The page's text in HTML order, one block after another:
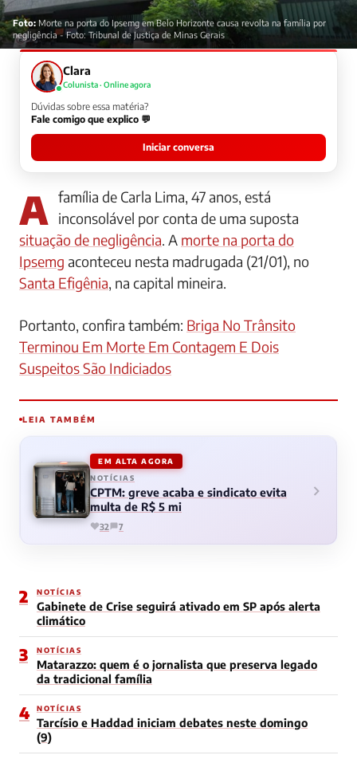
Foto: Morte na porta do Ipsemg em Belo Horizonte causa revolta na família por
negligência - Foto: Tribunal de Justiça de Minas Gerais
Clara
Colunista · Online agora
Dúvidas sobre essa matéria?
Fale comigo que explico 💬
Iniciar conversa
A família de Carla Lima, 47 anos, está
inconsolável por conta de uma suposta
situação de negligência . A morte na porta do
Ipsemg aconteceu nesta madrugada (21/01), no
Santa Efigênia , na capital mineira.
Portanto, confira também: Briga No Trânsito
Terminou Em Morte Em Contagem E Dois
Suspeitos São Indiciados
LEIA TAMBÉM
EM ALTA AGORA
NOTÍCIAS
CPTM: greve acaba e sindicato evita
multa de R$ 5 mi
32 7
2 NOTÍCIAS
Gabinete de Crise seguirá ativado em SP após alerta
climático
3 NOTÍCIAS
Matarazzo: quem é o jornalista que preserva legado
da tradicional família
4 NOTÍCIAS
Tarcísio e Haddad iniciam debates neste domingo
(9)